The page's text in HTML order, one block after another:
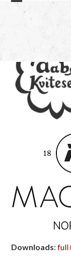
Skip
Open
menu
Close
menu
Downloads:full